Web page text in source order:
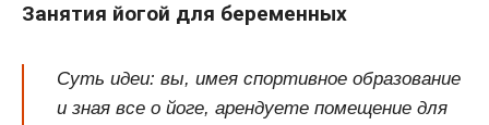
Занятия йогой для беременных
Суть идеи: вы, имея спортивное образование
и зная все о йоге, арендуете помещение для